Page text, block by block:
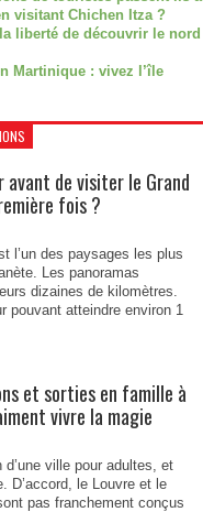
visitant Chichen Itza ?
liberté de découvrir le nord
Martinique : vivez l’île
de visiter le Grand
fois ?
l’un des paysages les plus
Les panoramas
dizaines de kilomètres.
pouvant atteindre environ 1
et sorties en famille à
vivre la magie
d’une ville pour adultes, et
D’accord, le Louvre et le
pas franchement conçus